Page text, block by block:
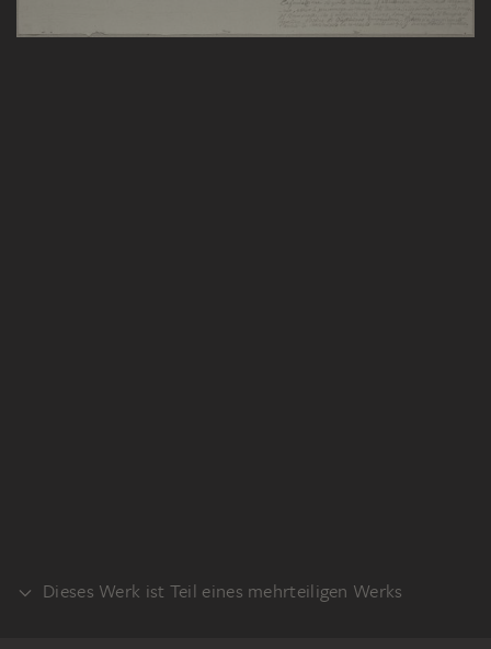
Dieses Werk ist Teil eines mehrteiligen Werks